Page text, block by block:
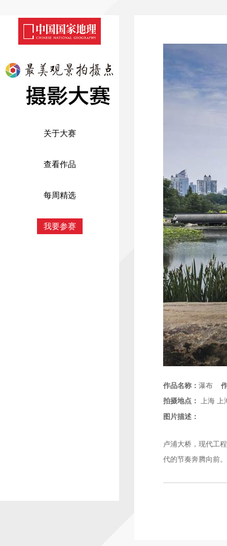
关于大赛
查看作品
每周精选
我要参赛
作品名称： 瀑布
拍摄地点： 上海 上
图片描述：
卢浦大桥，现代工
代的节奏奔腾向前。